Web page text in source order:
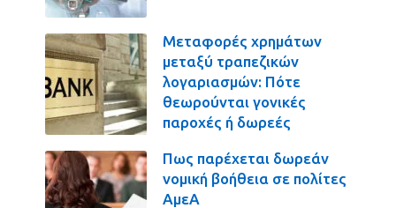
Μεταφορές χρημάτων
μεταξύ τραπεζικών
λογαριασμών: Πότε
θεωρούνται γονικές
παροχές ή δωρεές
Πως παρέχεται δωρεάν
νομική βοήθεια σε πολίτες
ΑμεΑ